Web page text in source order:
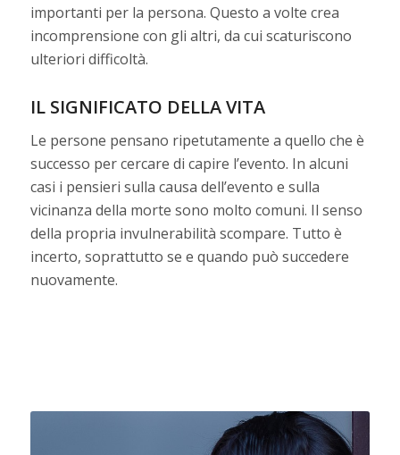
importanti per la persona. Questo a volte crea
incomprensione con gli altri, da cui scaturiscono
ulteriori difficoltà.
IL SIGNIFICATO DELLA VITA
Le persone pensano ripetutamente a quello che è
successo per cercare di capire l’evento. In alcuni
casi i pensieri sulla causa dell’evento e sulla
vicinanza della morte sono molto comuni. Il senso
della propria invulnerabilità scompare. Tutto è
incerto, soprattutto se e quando può succedere
nuovamente.